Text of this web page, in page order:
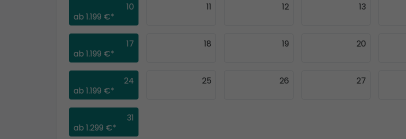
ab 1.199 €*
10 11 12 13
ab 1.199 €*
17 18 19 20
ab 1.199 €*
24 25 26 27
ab 1.299 €*
31